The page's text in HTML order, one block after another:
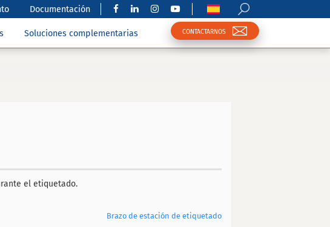
Documentación
Soluciones complementarias CONTACTARNOS
el etiquetado.
Brazo de estación de etiquetado